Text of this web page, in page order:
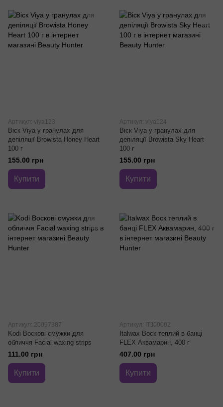
Артикул: viya123
Віск Viya у гранулах для
депіляції Browista Honey Heart
100 г
155.00 грн
Купити
Артикул: viya124
Віск Viya у гранулах для
депіляції Browista Sky Heart
100 г
155.00 грн
Купити
Артикул: 20097387
Kodi Воскові смужки для
обличчя Facial waxing strips
111.00 грн
Купити
Артикул: ITJ00002
Italwax Воск теплий в банці
FLEX Аквамарин, 400 г
407.00 грн
Купити